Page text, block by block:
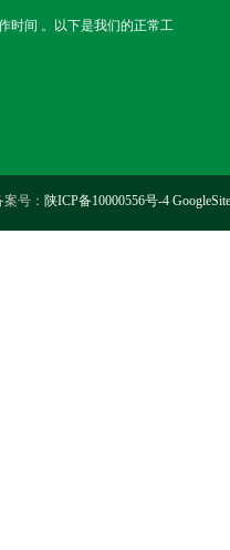
时间 。以下是我们的正常工
号： 陕ICP备10000556号-4